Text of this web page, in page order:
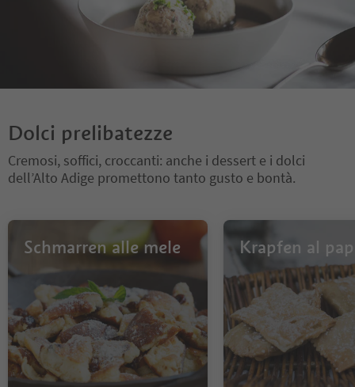
Dolci prelibatezze
Cremosi, soffici, croccanti: anche i dessert e i dolci
dell’Alto Adige promettono tanto gusto e bontà.
Schmarren alle mele Krapfen al